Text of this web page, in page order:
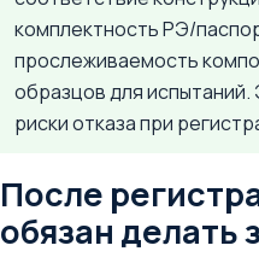
комплектность РЭ/
прослеживаемость
образцов для
риски отказа при
После
обязан делать